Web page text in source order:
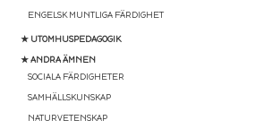
ENGELSK MUNTLIGA FÄRDIGHET
★ UTOMHUSPEDAGOGIK
★ ANDRA ÄMNEN
SOCIALA FÄRDIGHETER
SAMHÄLLSKUNSKAP
NATURVETENSKAP